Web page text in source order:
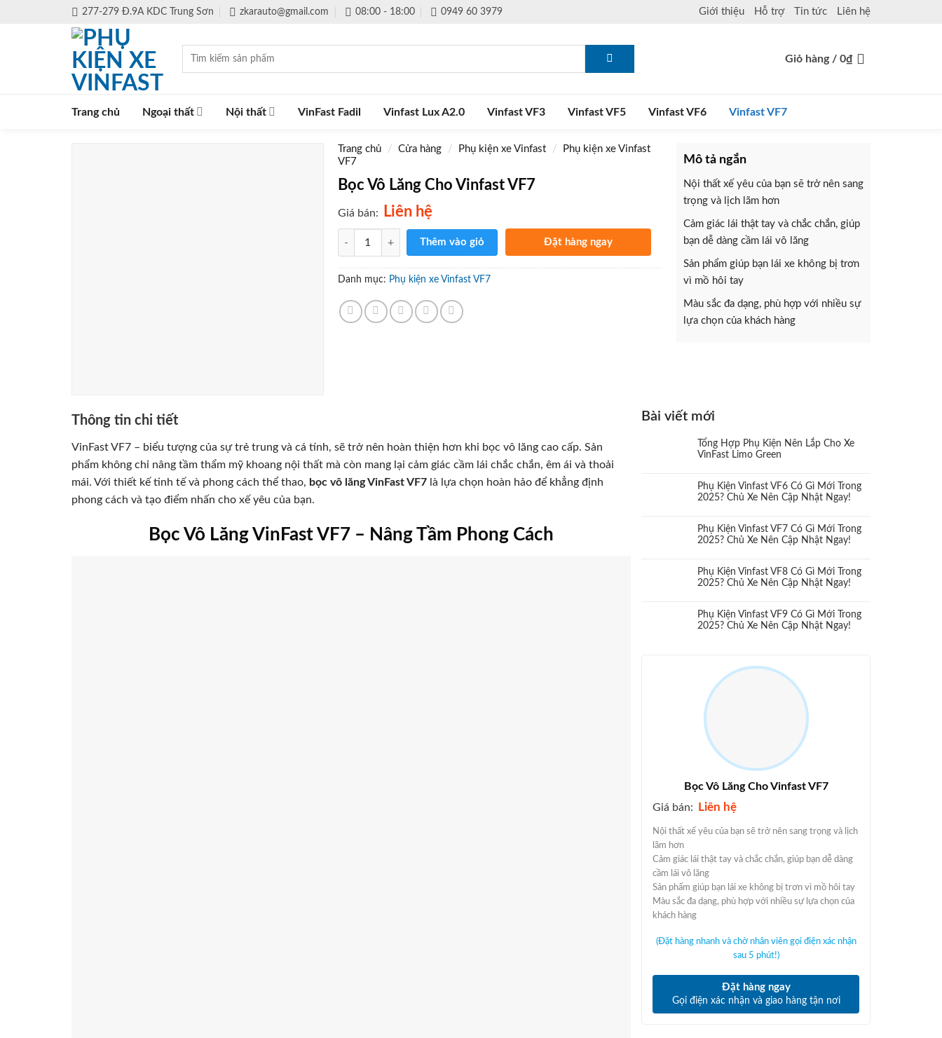
277-279 Đ.9A KDC Trung Sơn zkarauto@gmail.com 08:00 - 18:00 0949 60 3979 Giới thiệu Hỗ trợ Tin tức Liên hệ
kiếm:
Giỏ hàng / 0₫
Trang chủ Ngoại thất Nội thất VinFast Fadil Vinfast Lux A2.0 Vinfast VF3 Vinfast VF5 Vinfast VF6 Vinfast VF7
Trang chủ / Cửa hàng / Phụ kiện xe Vinfast /
Phụ kiện xe Vinfast
VF7
Bọc Vô Lăng Cho Vinfast VF7
Giá bán: Liên hệ
Số lượng
Thêm vào giỏ Đặt hàng ngay
Danh mục: Phụ kiện xe Vinfast VF7
Mô tả ngắn
Nội thất xế yêu của bạn sẽ trở nên sang
trọng và lịch lãm hơn
Cảm giác lái thật tay và chắc chắn, giúp
bạn dễ dàng cầm lái vô lăng
Sản phẩm giúp bạn lái xe không bị trơn
vì mồ hôi tay
Màu sắc đa dạng, phù hợp với nhiều sự
lựa chọn của khách hàng
Thông tin chi tiết
VinFast VF7 – biểu tượng của sự trẻ trung và cá tính, sẽ trở nên hoàn thiện hơn khi bọc vô lăng cao cấp. Sản
phẩm không chỉ nâng tầm thẩm mỹ khoang nội thất mà còn mang lại cảm giác cầm lái chắc chắn, êm ái và thoải
mái. Với thiết kế tinh tế và phong cách thể thao, bọc vô lăng VinFast VF7 là lựa chọn hoàn hảo để khẳng định
phong cách và tạo điểm nhấn cho xế yêu của bạn.
Bọc Vô Lăng VinFast VF7 – Nâng Tầm Phong Cách
Bài viết mới
Tổng Hợp Phụ Kiện Nên Lắp Cho Xe
VinFast Limo Green
Phụ Kiện Vinfast VF6 Có Gì Mới Trong
2025? Chủ Xe Nên Cập Nhật Ngay!
Phụ Kiện Vinfast VF7 Có Gì Mới Trong
2025? Chủ Xe Nên Cập Nhật Ngay!
Phụ Kiện Vinfast VF8 Có Gì Mới Trong
2025? Chủ Xe Nên Cập Nhật Ngay!
Phụ Kiện Vinfast VF9 Có Gì Mới Trong
2025? Chủ Xe Nên Cập Nhật Ngay!
Bọc Vô Lăng Cho Vinfast VF7
Giá bán:
Liên hệ
Nội thất xế yêu của bạn sẽ trở nên sang trọng và lịch
lãm hơn
Cảm giác lái thật tay và chắc chắn, giúp bạn dễ dàng
cầm lái vô lăng
Sản phẩm giúp bạn lái xe không bị trơn vì mồ hôi tay
Màu sắc đa dạng, phù hợp với nhiều sự lựa chọn của
khách hàng
(Đặt hàng nhanh và chờ nhân viên gọi điện xác nhận
sau 5 phút!)
Đặt hàng ngay
Gọi điện xác nhận và giao hàng tận nơi